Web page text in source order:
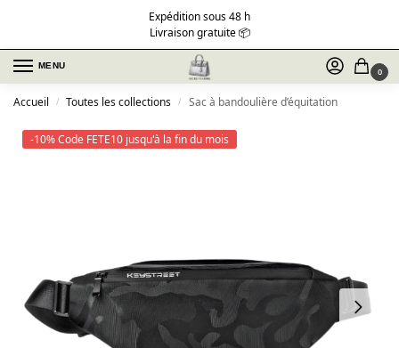
Expédition sous 48 h
Livraison gratuite 📦
MENU
0
Accueil / Toutes les collections / Sac à bandoulière d’équitation
-10% Code FETE10 jusqu'à la fin du mois